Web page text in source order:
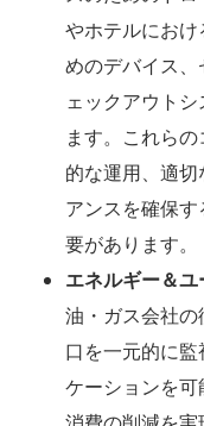
やホテルにお
めのデバイス
ェックアウト
ます。これら
的な運用、適
アンスを確保
要があります。
エネルギー＆ユ
油・ガス会社
口を一元的に
ケーションを